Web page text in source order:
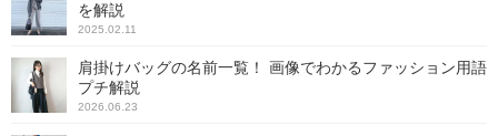
を解説
2025.02.11
肩掛けバッグの名前一覧！ 画像でわかるファッション用語
プチ解説
2026.06.23